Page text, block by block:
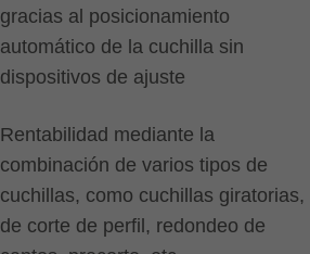
gracias al posicionamiento
automático de la cuchilla sin
dispositivos de ajuste
Rentabilidad mediante la
combinación de varios tipos de
cuchillas, como cuchillas giratorias,
de corte de perfil, redondeo de